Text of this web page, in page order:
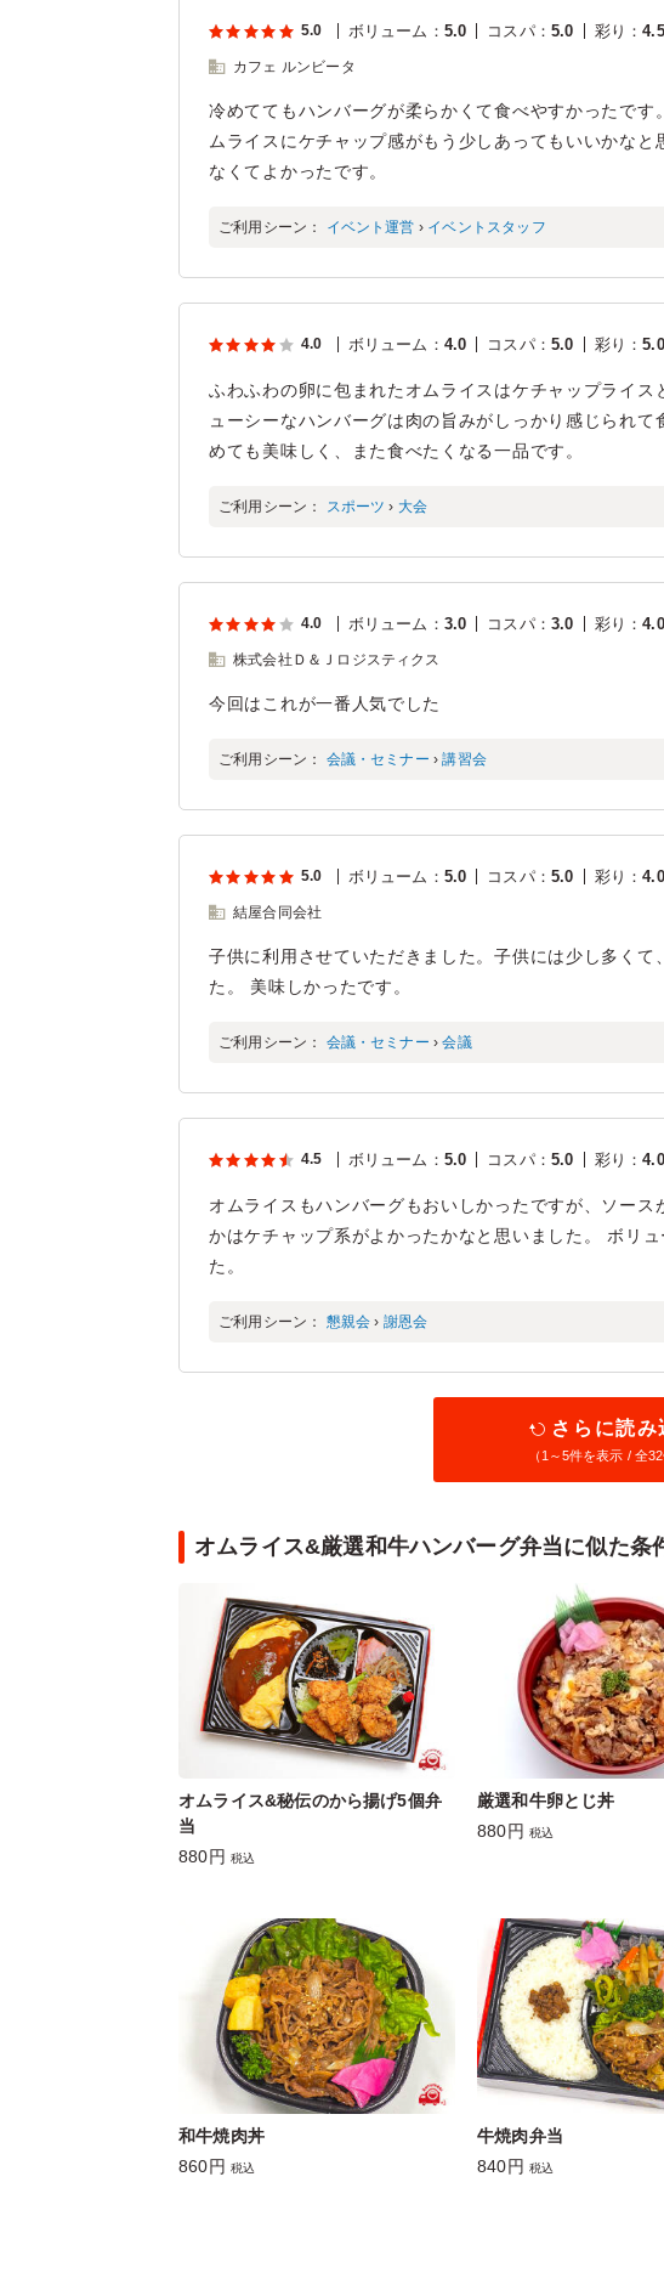
5.0 ボリューム ： 5.0 コスパ： 5.0 彩り ：4.5
カフェ ルンビータ
冷めててもハンバーグが柔らかくて食べやすかったで
ムライスにケチャップ感がもう少しあってもいいかな
なくてよかったです。
ご利用シーン： イベント運営 › イベントスタッフ
4.0 ボリューム ： 4.0 コスパ： 5.0 彩り ：5.0
ふわふわの卵に包まれたオムライスはケチャップライ
ューシーなハンバーグは肉の旨みがしっかり感じられ
めても美味しく、また食べたくなる一品です。
ご利用シーン： スポーツ › 大会
4.0 ボリューム ： 3.0 コスパ： 3.0 彩り ：4.0
株式会社Ｄ＆Ｊロジスティクス
今回はこれが一番人気でした
ご利用シーン： 会議・セミナー ›講習会
5.0 ボリューム ： 5.0 コスパ： 5.0 彩り ：4.0
結屋合同会社
子供に利用させていただきました。子供には少し多く
た。 美味しかったです。
ご利用シーン： 会議・セミナー ›会議
4.5 ボリューム ： 5.0 コスパ： 5.0 彩り ：4.0
オムライスもハンバーグもおいしかったですが、ソー
かはケチャップ系がよかったかなと思いました。 ボリ
た。
ご利用シーン： 懇親会 › 謝恩会
さらに読み
（1～5件を表示 / 全32
オムライス&厳選和牛ハンバーグ弁当に似た条
オムライス&秘伝のから揚げ5個弁
当
880円 税込
厳選和牛卵とじ丼
880円 税込
和牛焼肉丼
860円 税込
牛焼肉弁当
840円 税込